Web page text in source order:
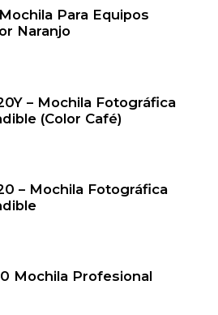
Para Equipos
Naranjo
– Mochila Fotográfica
(Color Café)
– Mochila Fotográfica
Mochila Profesional